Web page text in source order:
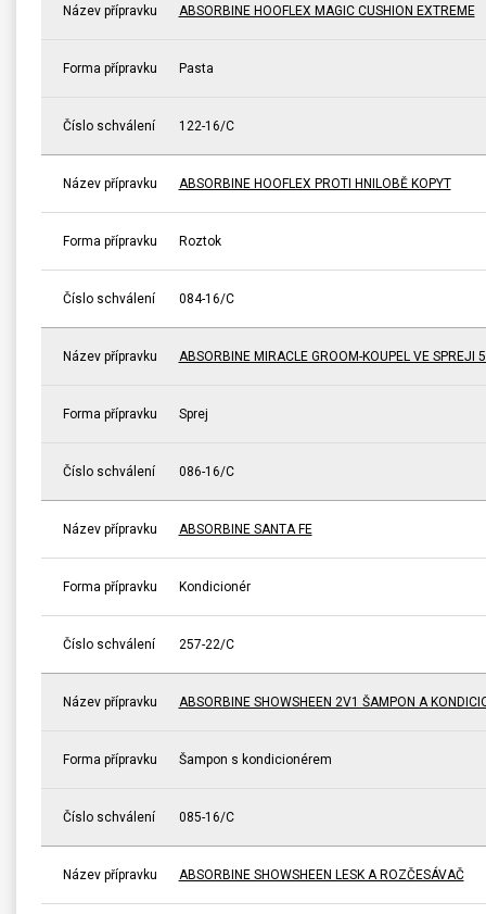
Název přípravku ABSORBINE HOOFLEX MAGIC CUSHION EXTREME
Forma přípravku Pasta
Číslo schválení 122-16/C
Název přípravku ABSORBINE HOOFLEX PROTI HNILOBĚ KOPYT
Forma přípravku Roztok
Číslo schválení 084-16/C
Název přípravku ABSORBINE MIRACLE GROOM-KOUPEL VE SPREJI
Forma přípravku Sprej
Číslo schválení 086-16/C
Název přípravku ABSORBINE SANTA FE
Forma přípravku Kondicionér
Číslo schválení 257-22/C
Název přípravku ABSORBINE SHOWSHEEN 2V1 ŠAMPON A
Forma přípravku Šampon s kondicionérem
Číslo schválení 085-16/C
Název přípravku ABSORBINE SHOWSHEEN LESK A ROZČESÁVAČ